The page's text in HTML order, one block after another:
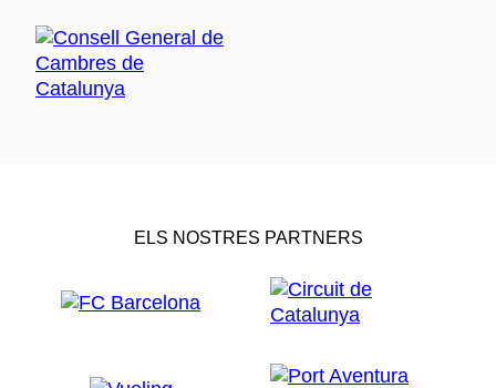
ELS NOSTRES PARTNERS